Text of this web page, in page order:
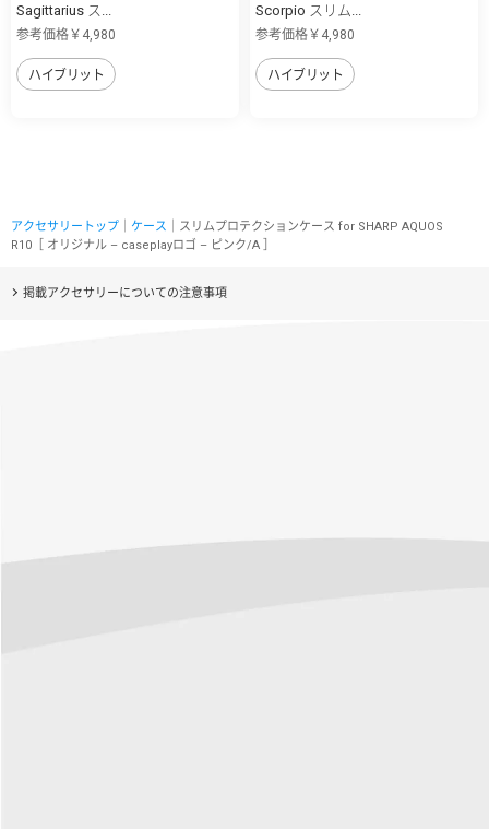
Sagittarius ス...
参考価格￥4,980
ハイブリット
Scorpio スリム...
参考価格￥4,980
ハイブリット
アクセサリートップ ケース ｜スリムプロテクションケース for SHARP AQUOS
R10［ オリジナル – caseplayロゴ – ピンク/A ］
掲載アクセサリーについての注意事項